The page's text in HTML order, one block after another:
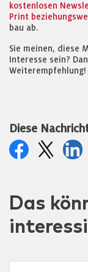
kostenlosen
Print
bau ab.
Sie meinen, diese
Interesse sein?
Weiterempfehlung!
Diese
Das